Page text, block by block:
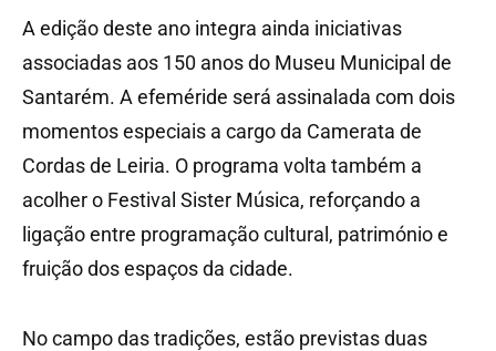
A edição deste ano integra ainda iniciativas
associadas aos 150 anos do Museu Municipal de
Santarém. A efeméride será assinalada com dois
momentos especiais a cargo da Camerata de
Cordas de Leiria. O programa volta também a
acolher o Festival Sister Música, reforçando a
ligação entre programação cultural, património e
fruição dos espaços da cidade.
No campo das tradições, estão previstas duas